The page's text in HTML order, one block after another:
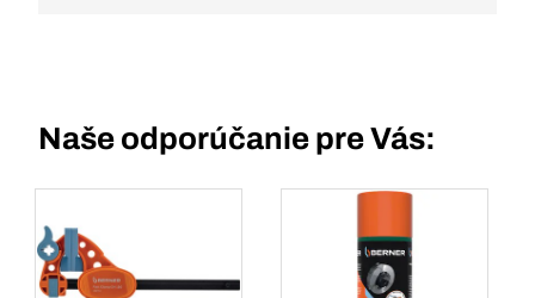
Naše odporúčanie pre Vás: